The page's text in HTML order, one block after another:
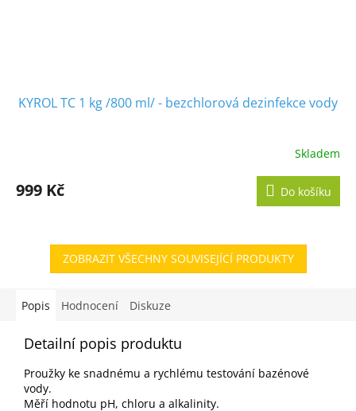
KYROL TC 1 kg /800 ml/ - bezchlorová dezinfekce vody
produktu
je
hvězdiček.
Skladem
999 Kč Do košíku
ZOBRAZIT VŠECHNY SOUVISEJÍCÍ PRODUKTY
Popis Hodnocení Diskuze
Detailní popis produktu
Proužky ke snadnému a rychlému testování bazénové
vody.
Měří hodnotu pH, chloru a alkalinity.